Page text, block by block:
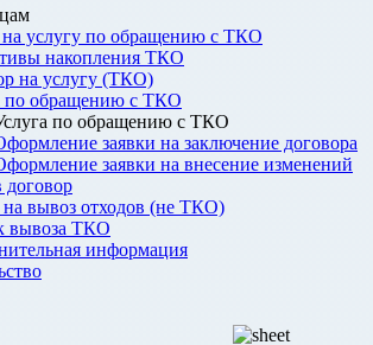
услугу по обращению с ТКО
накопления ТКО
на услугу (ТКО)
по обращению с ТКО
по обращению с ТКО
заявки на заключение договора
заявки на внесение изменений
договор
на вывоз отходов (не ТКО)
вывоза ТКО
информация